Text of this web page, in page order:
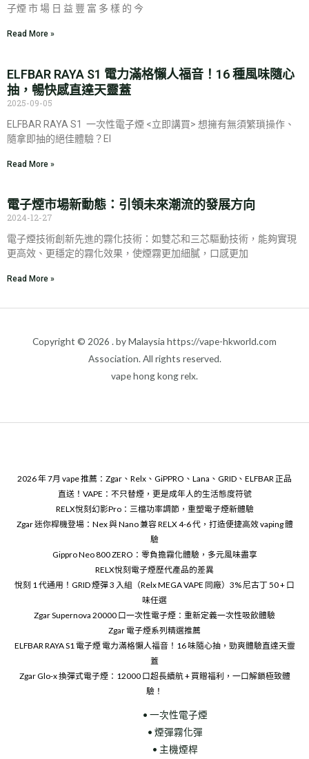
子煙 市 場 日 益 豐 富 多 樣 的 今
Read More »
ELFBAR RAYA S1 電力滿格懶人福音！16 種風味隨心
抽，暢快感直達天靈蓋
2025-09-05
ELFBAR RAYA S1 一次性電子煙 <立即講買> 想擁有無須繁瑣操作、
隨拿即抽的絕佳體驗？El
Read More »
電子煙市場新動態：引領未來潮流的發展方向
2024-12-27
電子煙技術創新先進的霧化技術：如雙芯和三芯驅動技術，能夠實現
更高效、更穩定的霧化效果，使煙霧更加細膩，口感更加
Read More »
Copyright © 2026 . by Malaysia https://vape-hkworld.com
Association. All rights reserved.
vape hong kong relx.
2026 年 7月 vape 推薦：Zgar、Relx、GiPPRO、Lana、GRID、ELFBAR 正品
直送！VAPE：不只替煙，更是成年人的生活態度符號
RELX悅刻幻影Pro：三檔功率調節，重塑電子煙新體驗
Zgar 迷你桿機登場：Nex 與 Nano 兼容 RELX 4-6 代，打造便捷高效 vaping 體
驗
Gippro Neo 800 ZERO：零負擔霧化體驗，多元風味盡享
RELX悅刻電子煙歷代產品的差異
悅刻 1 代通用！GRID 煙彈 3 入組（Relx MEGA VAPE 同廠）3% 尼古丁 50 + 口
味任選
Zgar Supernova 20000 口一次性電子煙：重新定義一次性吸飲體驗
Zgar 電子煙系列精選推薦
ELFBAR RAYA S1 電子煙 電力滿格懶人福音！16 味隨心抽，勁爽體驗直達天靈
蓋
Zgar Glo-x 換彈式電子煙：12000 口超長續航 + 買贈福利，一口解鎖極致體
驗！
• 一次性電子煙
• 煙彈霧化彈
• 主機煙桿